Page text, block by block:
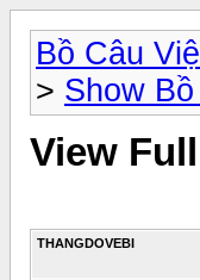
Bồ Câu
> Show
View
THANGDOVEBI